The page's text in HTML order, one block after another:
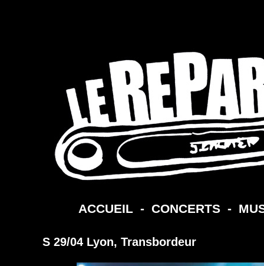
ACCUEIL- CONCERTS-
S 29/04 Lyon, Transbordeur